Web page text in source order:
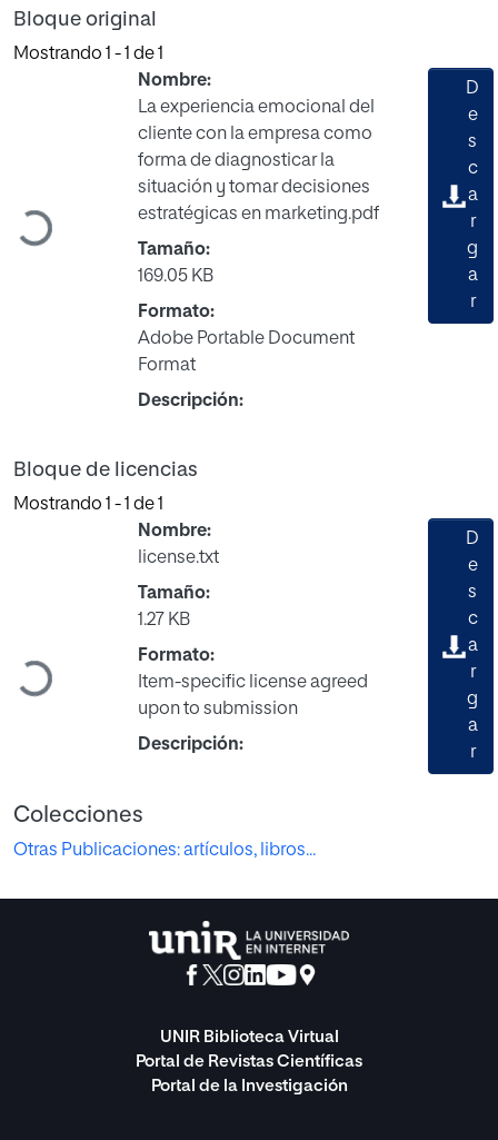
Bloque original
Mostrando 1 - 1 de 1
Cargando...
Nombre:
La experiencia emocional del
cliente con la empresa como
forma de diagnosticar la
situación y tomar decisiones
estratégicas en marketing.pdf
Tamaño:
169.05 KB
Formato:
Adobe Portable Document
Format
Descripción:
D
e
s
c
a
r
g
a
r
Bloque de licencias
Mostrando 1 - 1 de 1
Cargando...
Nombre:
license.txt
Tamaño:
1.27 KB
Formato:
Item-specific license agreed
upon to submission
Descripción:
D
e
s
c
a
r
g
a
r
Colecciones
Otras Publicaciones: artículos, libros...
UNIR Biblioteca Virtual
Portal de Revistas Científicas
Portal de la Investigación